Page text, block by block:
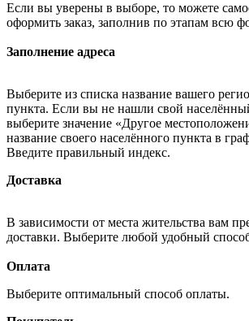
Если вы уверены в выборе, то можете
оформить заказ, заполнив по этапам всю
Заполнение адреса
Выберите из списка название вашего
пункта. Если вы не нашли свой
выберите значение «Другое
название своего населённого пункта в
Введите правильный индекс.
Доставка
В зависимости от места жительства вам
доставки. Выберите любой удобный
Оплата
Выберите оптимальный способ оплаты.